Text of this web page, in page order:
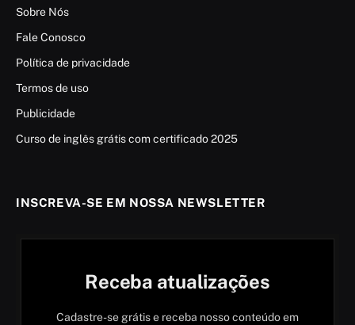
Sobre Nós
Fale Conosco
Política de privacidade
Termos de uso
Publicidade
Curso de inglês grátis com certificado 2025
INSCREVA-SE EM NOSSA NEWSLETTER
Receba atualizações
Cadastre-se grátis e receba nosso conteúdo em